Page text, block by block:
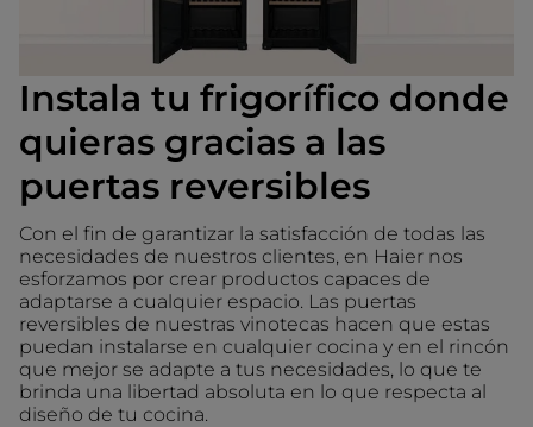
Instala tu frigorífico donde
quieras gracias a las
puertas reversibles
Con el fin de garantizar la satisfacción de todas las
necesidades de nuestros clientes, en Haier nos
esforzamos por crear productos capaces de
adaptarse a cualquier espacio. Las puertas
reversibles de nuestras vinotecas hacen que estas
puedan instalarse en cualquier cocina y en el rincón
que mejor se adapte a tus necesidades, lo que te
brinda una libertad absoluta en lo que respecta al
diseño de tu cocina.